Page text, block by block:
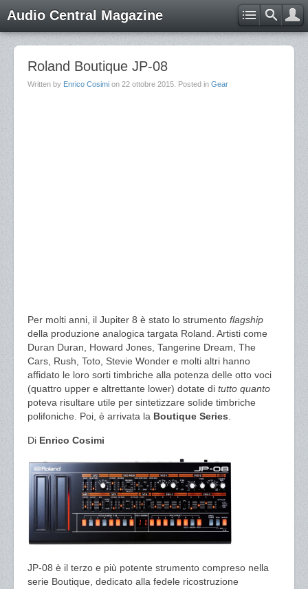
Audio Central Magazine
Roland Boutique JP-08
Written by Enrico Cosimi on 22 ottobre 2015 . Posted in Gear
Per molti anni, il Jupiter 8 è stato lo strumento flagship
della produzione analogica targata Roland. Artisti come
Duran Duran, Howard Jones, Tangerine Dream, The
Cars, Rush, Toto, Stevie Wonder e molti altri hanno
affidato le loro sorti timbriche alla potenza delle otto voci
(quattro upper e altrettante lower) dotate di tutto quanto
poteva risultare utile per sintetizzare solide timbriche
polifoniche. Poi, è arrivata la Boutique Series
Di Enrico Cosimi
JP-08 è il terzo e più potente strumento compreso nella
serie Boutique, dedicato alla fedele ricostruzione